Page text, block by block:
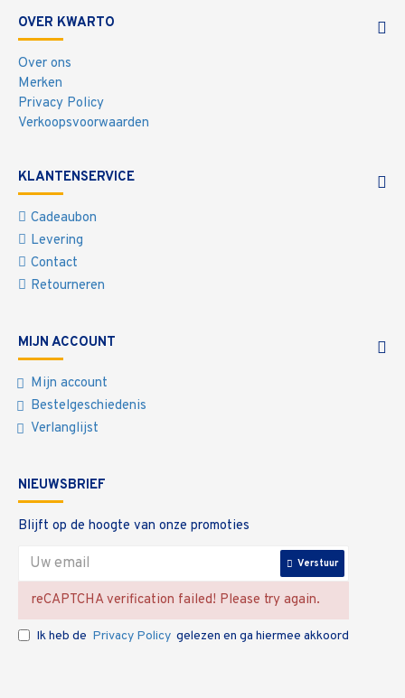
OVER KWARTO
Over ons
Merken
Privacy Policy
Verkoopsvoorwaarden
KLANTENSERVICE
Cadeaubon
Levering
Contact
Retourneren
MIJN ACCOUNT
Mijn account
Bestelgeschiedenis
Verlanglijst
NIEUWSBRIEF
Blijft op de hoogte van onze promoties
Verstuur
reCAPTCHA verification failed! Please try again.
Ik heb de Privacy Policy gelezen en ga hiermee akkoord